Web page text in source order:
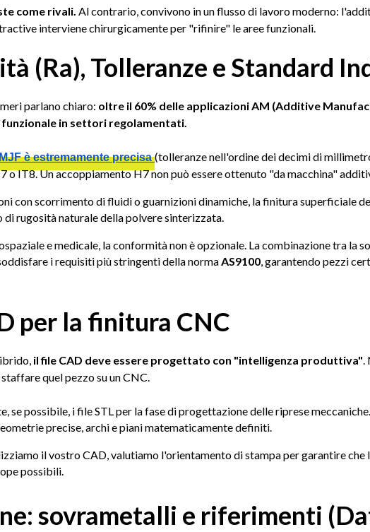
come rivali. Al contrario, convivono in un flusso di lavoro moderno:
interviene chirurgicamente per "rifinire" le aree funzionali.
(Ra), Tolleranze e Standard
parlano chiaro: oltre il 60% delle applicazioni AM (Additive
in settori regolamentati.
è estremamente precisa(tolleranze nell'ordine dei decimi di
o IT8. Un accoppiamento H7 non può essere ottenuto "da macchina"
con scorrimento di fluidi o guarnizioni dinamiche, la finitura superficiale
rugosità naturale della polvere sinterizzata.
e medicale, la conformità non è opzionale. La combinazione tra la
i requisiti più stringenti della normaAS9100, garantendo pezzi
per la finitura CNC
il file CAD deve essere progettato con "intelligenza produttiva".
quel pezzo su un CNC.
se possibile, i file STL per la fase di progettazione delle riprese
precise, archi e piani matematicamente definiti.
il vostro CAD, valutiamo l'orientamento di stampa per garantire che
possibili.
sovrametalli e riferimenti